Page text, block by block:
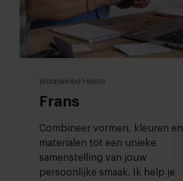
Frans
Combineer vormen, kleuren en
materialen tot een unieke
samenstelling van jouw
persoonlijke smaak. Ik help je
Woonwinkel Heeze